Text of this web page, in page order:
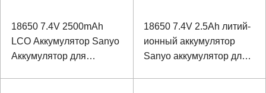
18650 7.4V 2500mAh
LCO Аккумулятор Sanyo
Аккумулятор для
18650 7.4V 2.5Ah литий-
ионный аккумулятор
Sanyo аккумулятор для